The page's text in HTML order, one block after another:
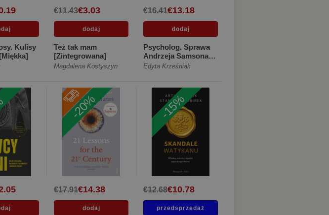
Kulisy
€3.03
€11.43
Też tak mam
[Zintegrowana]
Magdalena Kostyszyn
€13.18
€16.41
Psycholog. Sprawa
Andrzeja Samsona
[Miękka]
Edyta Krześniak
-20%
€14.38
€17.91
-15%
€10.78
€12.68